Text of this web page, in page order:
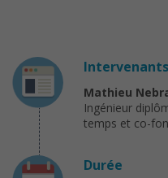
Intervenants
Mathieu
Ingénieur
temps et co-
Durée